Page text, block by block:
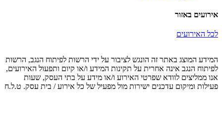
אירועים באזור
לכל האירועים
המידע המוצג באתר זה הונגש לציבור על ידי הרשות לפיתוח הנגב, הרשות
לפיתוח הנגב אינה אחרית על תקינות המידע ו/או קיום ותפעול האירועים,
אנו ממליצים לוודא שפרטי האירוע ו/או מידע על בתי העסק, שעות
פעילות ומיקום עדכנים ישירות מול מפעיל של כל אירוע / בית עסק. ט.ל.ח